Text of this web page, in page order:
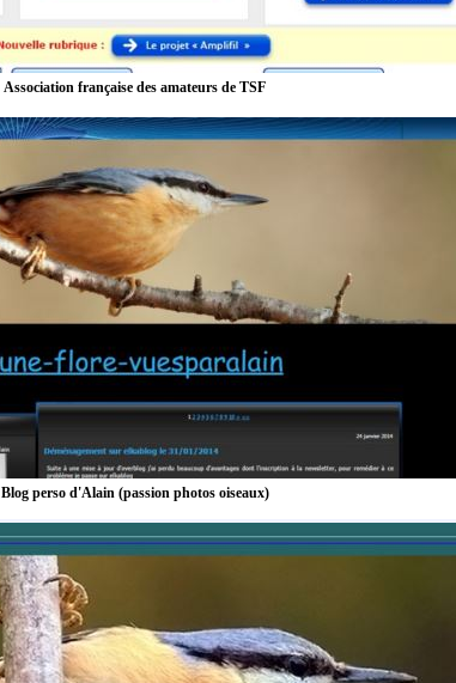
Association française des amateurs de TSF
Blog perso d'Alain (passion photos oiseaux)